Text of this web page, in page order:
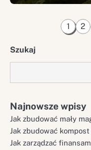
1 2
Szukaj
Najnowsze wpisy
Jak zbudować mały
Jak zbudować
Jak zarządzać